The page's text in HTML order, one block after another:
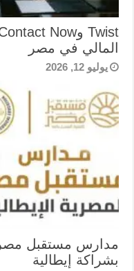
المالي في مصر
يوليو 12, 2026
بشراكة إيطالية